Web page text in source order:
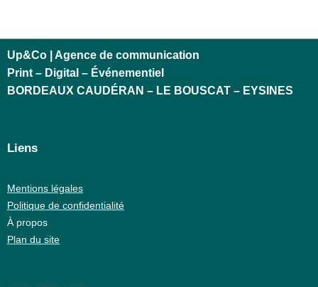
Up&Co | Agence de communication
Print – Digital – Événementiel
BORDEAUX CAUDÉRAN – LE BOUSCAT – EYSINES
Liens
Mentions légales
Politique de confidentialité
À propos
Plan du site